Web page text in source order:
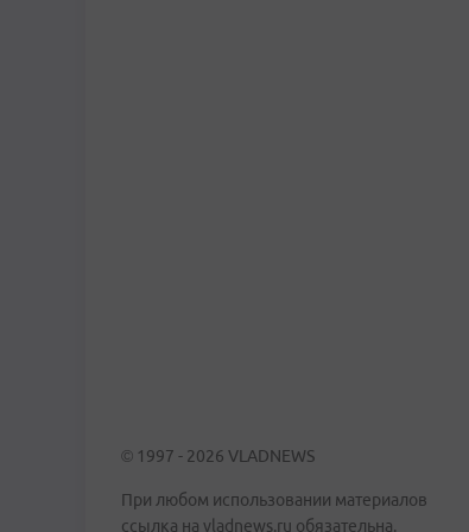
© 1997 - 2026 VLADNEWS
При любом использовании материалов
ссылка на vladnews.ru обязательна.